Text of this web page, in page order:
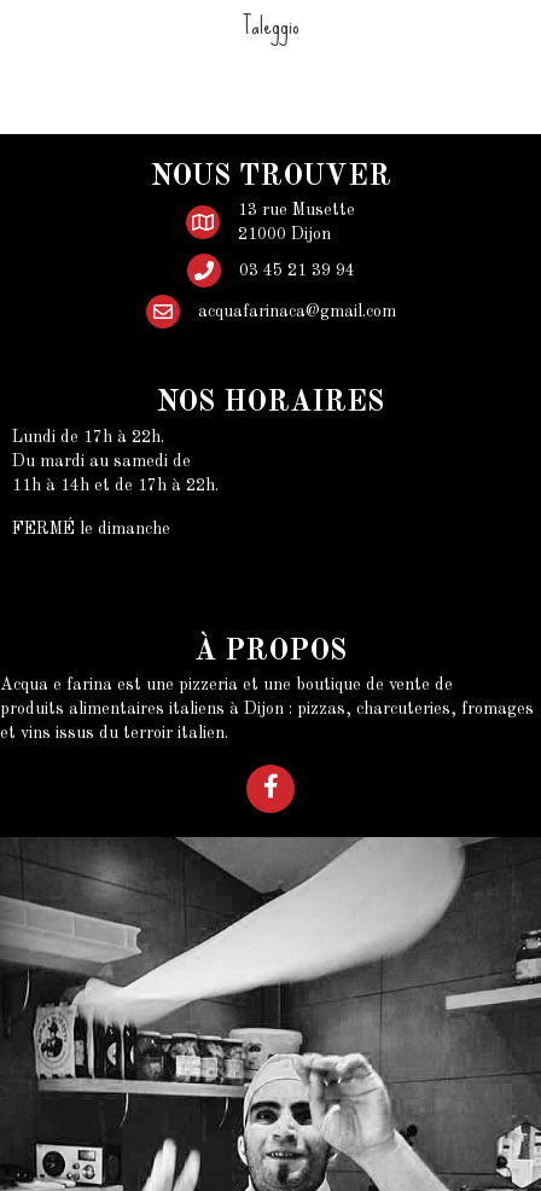
Taleggio
NOUS TROUVER
13 rue Musette
21000 Dijon
03 45 21 39 94
acquafarinaca@gmail.com
NOS HORAIRES
Lundi de 17h à 22h.
Du mardi au samedi de
11h à 14h et de 17h à 22h.
FERMÉ le dimanche
À PROPOS
Acqua e farina est une pizzeria et une boutique de vente de
produits alimentaires italiens à Dijon : pizzas, charcuteries, fromages
et vins issus du terroir italien.